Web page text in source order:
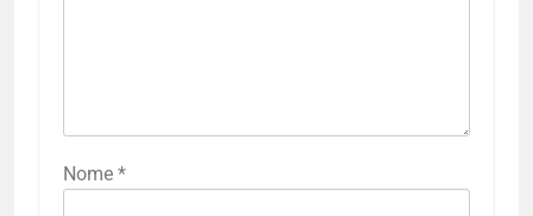
Nome *